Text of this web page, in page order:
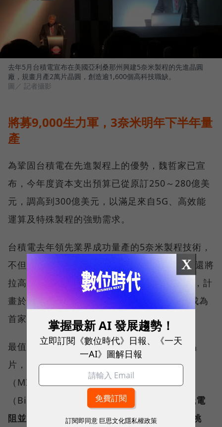
去年5月台積電宣布在美國亞利桑那州興建5奈米製程的先進晶圓
廠，規畫月產2萬片晶圓，創造逾1,600個高科技職缺。
圖／ 記者攝影
將募9,000生力軍，3奈米明年下半年量
產
為鞏固台積電在先進製程上的優勢，魏哲家已宣
布，今年度資本支出預算已從原訂250～280億美
元，調高到300億美元，以滿足來自5G、高效能
運算及特殊製程的強勁需求。
台積電去年領先業界成功量產的5奈米製程技術，
不但已為2020年度營收貢獻約8％，預估今年還將
拉高到20％。而台積電今年將進行3奈米試產，計
畫於2022年下半年進入量產階段，蘋果可望成為
首家採用3奈米先進製程的重要客戶。
最值得關注的是，繼IBM今年5月發表2奈米晶
片，台積電與台灣大學、美國麻省理工學院
（MIT）聯手發表研究，首提出利用半金屬鉍
（Bi）作為二維材料的接觸電極，
可大幅降低電
阻並提高電流，有助實現未來半導體1奈米的挑
X
掌握最新 AI 發展趨勢！
立即訂閱《數位時代》日報、《一天
一AI》圖解日報
訂閱即同意 巨思文化隱私權政策